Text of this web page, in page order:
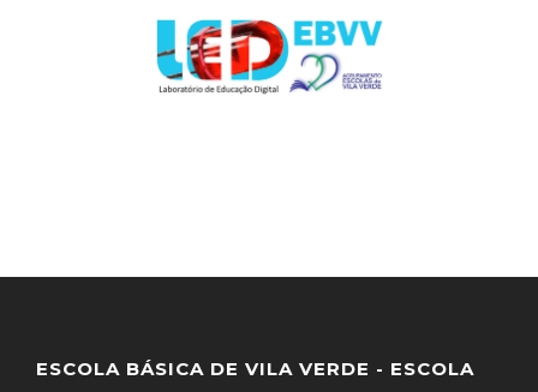
ESCOLA BÁSICA DE VILA VERDE - ESCOLA